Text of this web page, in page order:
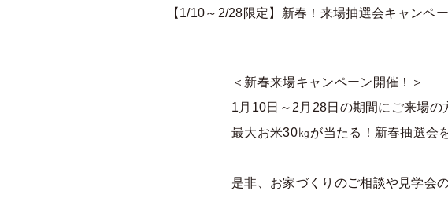
【1/10～2/28限定】新春！来場抽選会キャンペ
＜新春来場キャンペーン開催！＞
1月10日～2月28日の期間にご来場の
最大お米30㎏が当たる！新春抽選会
是非、お家づくりのご相談や見学会